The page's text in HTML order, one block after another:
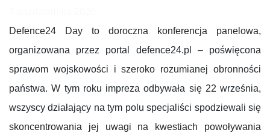
Defence24 Day to doroczna konferencja panelowa,
organizowana przez portal defence24.pl – poświęcona
sprawom wojskowości i szeroko rozumianej obronności
państwa. W tym roku impreza odbywała się 22 września,
wszyscy działający na tym polu specjaliści spodziewali się
skoncentrowania jej uwagi na kwestiach powoływania